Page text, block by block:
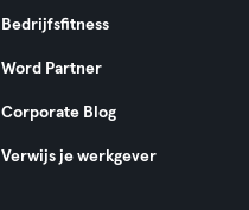
Bedrijfsfitness
Word Partner
Corporate Blog
Verwijs je werkgever